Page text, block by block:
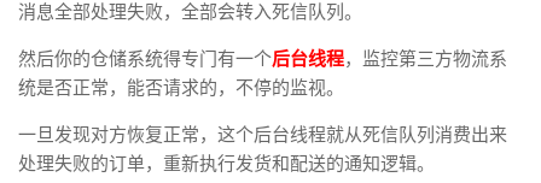
消息全部处理失败，全部会转入死信队列。
然后你的仓储系统得专门有一个后台线程，监控第三方物流系
统是否正常，能否请求的，不停的监视。
一旦发现对方恢复正常，这个后台线程就从死信队列消费出来
处理失败的订单，重新执行发货和配送的通知逻辑。